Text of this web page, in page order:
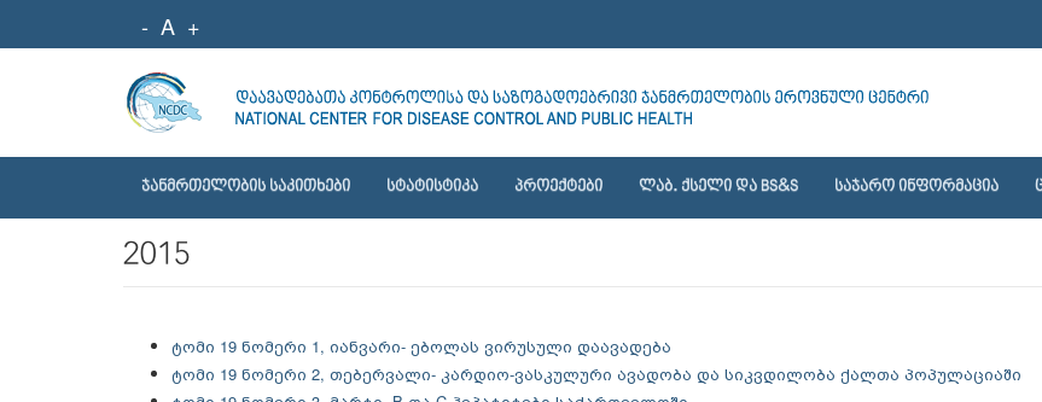
- A +
ᲯᲐᲜᲛᲠᲗᲔᲚᲝᲑᲘᲡ ᲡᲐᲙᲘᲗᲮᲔᲑᲘ ᲡᲢᲐᲢᲘᲡᲢᲘᲙᲐ ᲞᲠᲝᲔᲥᲢᲔᲑᲘ ᲚᲐᲑ. ᲥᲡᲔᲚᲘ ᲓᲐ BS&S ᲡᲐᲯᲐᲠᲝ ᲘᲜᲤᲝᲠᲛᲐᲪᲘᲐ
2015
ტომი 19 ნომერი 1, იანვარი- ებოლას ვირუსული დაავადება
ტომი 19 ნომერი 2, თებერვალი- კარდიო-ვასკულური ავადობა და სიკვდილობა ქალთა პოპულაციაში